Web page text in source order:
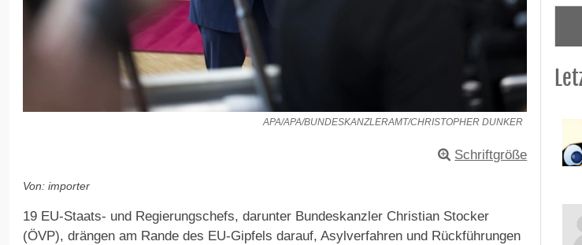
APA/APA/BUNDESKANZLERAMT/CHRISTOPHER DUNKER
Schriftgröße
Von: importer
19 EU-Staats- und Regierungschefs, darunter Bundeskanzler Christian Stocker
(ÖVP), drängen am Rande des EU-Gipfels darauf, Asylverfahren und Rückführungen